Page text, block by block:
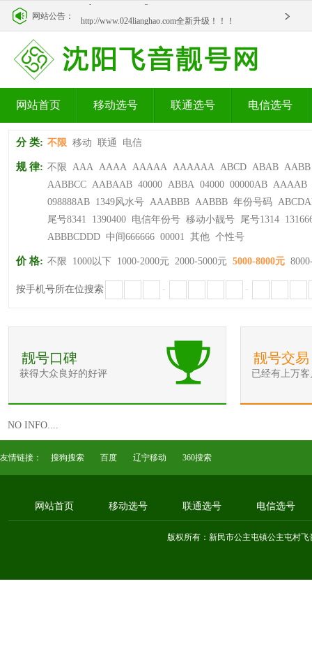
网站公告： http://www.024lianghao.com全新升级！！！
网站首页 移动选号 联通选号 电信选号
分 类: 不限 移动 联通 电信
规 律: 不限 AAA AAAA AAAAA AAAAAA ABCD ABAB AABB
AABBCC AABAAB 40000 ABBA 04000 00000AB AAAAB
098888AB 1349风水号 AAABBB AABBB 年份号码
尾号8341
1390400 电信年份号 移动小靓号 尾号1314
ABBBCDDD 中间666666 00001 其他 个性号
价 格: 不限 1000以下 1000-2000元 2000-5000元 5000-8000元
按手机号所在位搜索 - -
靓号口碑
获得大众良好的好评
靓号交易
已经有上万
NO INFO....
友情链接： 搜狗搜索 百度 辽宁移动 360搜索
网站首页 移动选号 联通选号 电信选号
版权所有：新民市公主屯镇公主屯村